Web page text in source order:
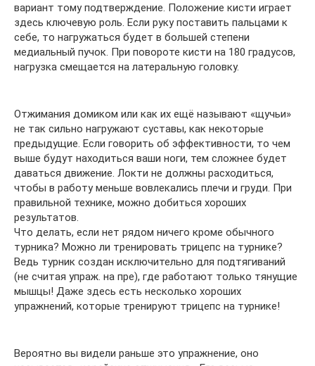
вариант тому подтверждение. Положение кисти играет
здесь ключевую роль. Если руку поставить пальцами к
себе, то нагружаться будет в большей степени
медиальный пучок. При повороте кисти на 180 градусов,
нагрузка смещается на латеральную головку.
Отжимания домиком или как их ещё называют «щучьи»
не так сильно нагружают суставы, как некоторые
предыдущие. Если говорить об эффективности, то чем
выше будут находиться ваши ноги, тем сложнее будет
даваться движение. Локти не должны расходиться,
чтобы в работу меньше вовлекались плечи и груди. При
правильной технике, можно добиться хороших
результатов.
Что делать, если нет рядом ничего кроме обычного
турника? Можно ли тренировать трицепс на турнике?
Ведь турник создан исключительно для подтягиваний
(не считая упраж. на пре), где работают только тянущие
мышцы! Даже здесь есть несколько хороших
упражнений, которые тренируют трицепс на турнике!
Вероятно вы видели раньше это упражнение, оно